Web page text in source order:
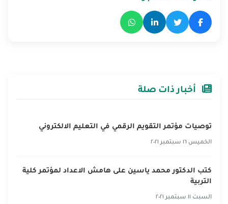
أخبار ذات صلة
توصيات مؤتمر التقويم الرقمي في التعليم الالكتروني
الخميس ١٦ سبتمبر ٢٠٢١
كتب الدكتور محمد ياسين على هامش الاعداد لمؤتمر كلية
التربية
السبت ١١ سبتمبر ٢٠٢١